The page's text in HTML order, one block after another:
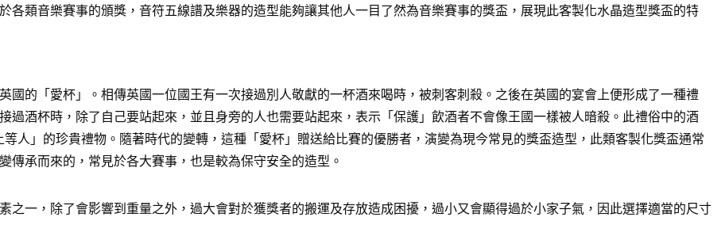
各類音樂賽事的頒獎，音符五線譜及樂器的造型能夠讓其他人一目了然為音樂賽事的獎盃，展現此客製化水晶造型獎盃的特
國的「愛杯」。相傳英國一位國王有一次接過別人敬獻的一杯酒來喝時，被刺客刺殺。之後在英國的宴會上便形成了一種禮
過酒杯時，除了自己要站起來，並且身旁的人也需要站起來，表示「保護」飲酒者不會像王國一樣被人暗殺。此禮俗中的酒
人」的珍貴禮物。隨著時代的變轉，這種「愛杯」贈送給比賽的優勝者，演變為現今常見的獎盃造型，此類客製化獎盃通常
承而來的，常見於各大賽事，也是較為保守安全的造型。
之一，除了會影響到重量之外，過大會對於獲獎者的搬運及存放造成困擾，過小又會顯得過於小家子氣，因此選擇適當的尺寸